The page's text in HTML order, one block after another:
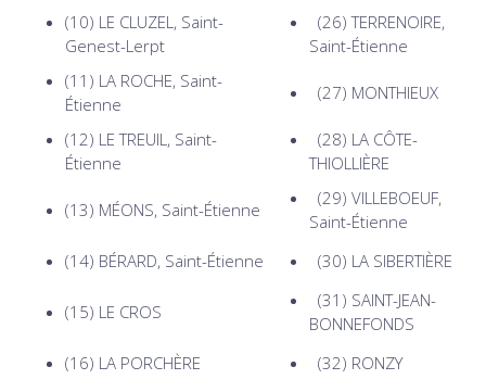
(10) LE CLUZEL, Saint-
Genest-Lerpt
(26)TERRENOIRE,
Saint-Étienne
(11) LA ROCHE, Saint-
Étienne
(27) MONTHIEUX
(12) LE TREUIL, Saint-
Étienne
(28) LA CÔTE-
THIOLLIÈRE
(13) MÉONS, Saint-Étienne
(29) VILLEBOEUF,
Saint-Étienne
(14) BÉRARD, Saint-Étienne (30) LA SIBERTIÈRE
(15) LE CROS
(31) SAINT-JEAN-
BONNEFONDS
(16) LA PORCHÈRE (32) RONZY